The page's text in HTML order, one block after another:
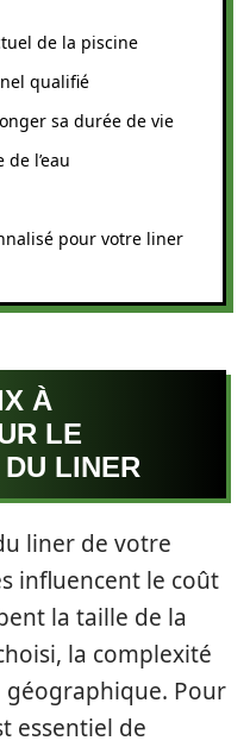
de la piscine
qualifié
sa durée de vie
l’eau
pour votre liner
À
LE
LINER
liner de votre
influencent le coût
la taille de la
la complexité
géographique. Pour
essentiel de